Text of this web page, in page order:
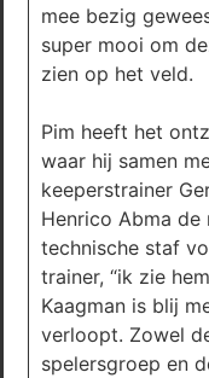
mee bezig
super mooi om
zien op het veld.
Pim heeft het
waar hij samen
keeperstrainer
Henrico Abma de
technische staf
trainer, “ik zie
Kaagman is blij
verloopt. Zowel
spelersgroep en